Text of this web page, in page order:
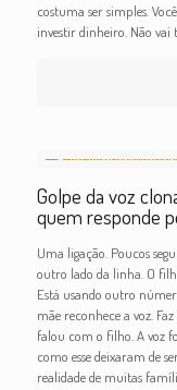
costuma ser simples.
investir dinheiro. Não vai
Golpe da voz
quem responde
Uma ligação. Poucos
outro lado da linha. O
Está usando outro
mãe reconhece a voz.
falou com o filho. A voz
como esse deixaram de
realidade de muitas